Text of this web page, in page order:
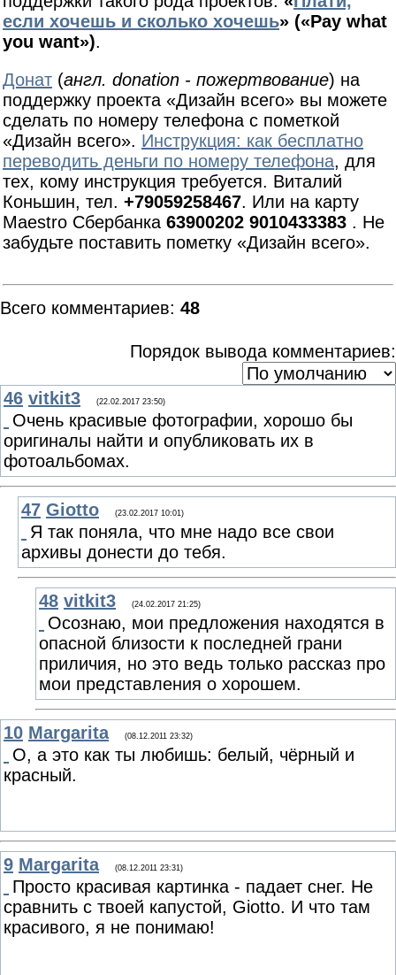
если хочешь и сколько хочешь» («Pay what
you want»).
Донат (англ. donation - пожертвование) на
поддержку проекта «Дизайн всего» вы можете
сделать по номеру телефона с пометкой
«Дизайн всего». Инструкция: как бесплатно
переводить деньги по номеру телефона, для
тех, кому инструкция требуется. Виталий
Коньшин, тел. +79059258467. Или на карту
Maestro Сбербанка 63900202 9010433383 . Не
забудьте поставить пометку «Дизайн всего».
Всего комментариев: 48
Порядок вывода комментариев:
46 vitkit3 (22.02.2017 23:50)
Очень красивые фотографии, хорошо бы
оригиналы найти и опубликовать их в
фотоальбомах.
47 Giotto (23.02.2017 10:01)
Я так поняла, что мне надо все свои
архивы донести до тебя.
48 vitkit3 (24.02.2017 21:25)
Осознаю, мои предложения находятся в
опасной близости к последней грани
приличия, но это ведь только рассказ про
мои представления о хорошем.
10 Margarita (08.12.2011 23:32)
О, а это как ты любишь: белый, чёрный и
красный.
9 Margarita (08.12.2011 23:31)
Просто красивая картинка - падает снег. Не
сравнить с твоей капустой, Giotto. И что там
красивого, я не понимаю!